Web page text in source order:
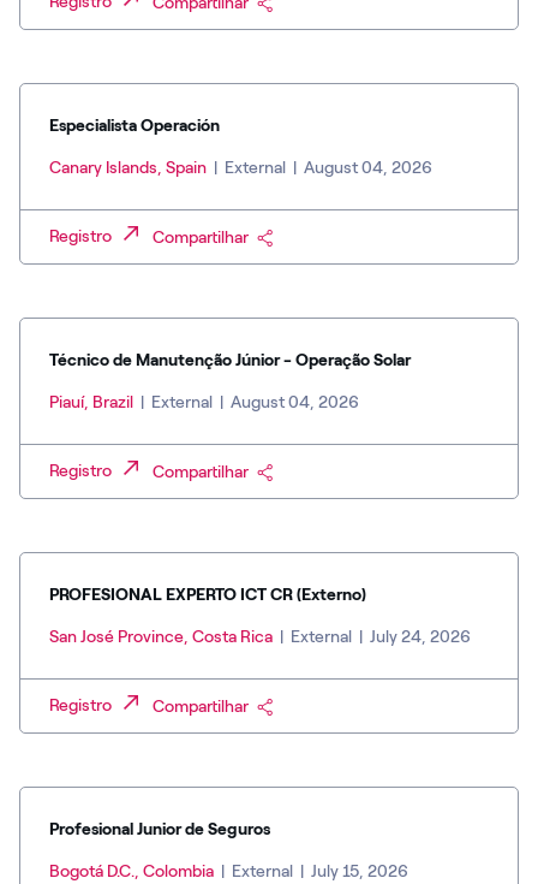
Especialista Operación
Canary Islands, Spain | External | August 04, 2026
Registro Compartilhar
Técnico de Manutenção Júnior - Operação Solar
Piauí, Brazil | External | August 04, 2026
Registro Compartilhar
PROFESIONAL EXPERTO ICT CR (Externo)
San José Province, Costa Rica | External | July 24, 2026
Registro Compartilhar
Profesional Junior de Seguros
Bogotá D.C., Colombia | External | July 15, 2026